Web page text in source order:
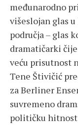
međunarodno
višeslojan glas
područja – glas
dramatičarki
veću prisutnost
Tene Štivičić
za Berliner
suvremeno
političku